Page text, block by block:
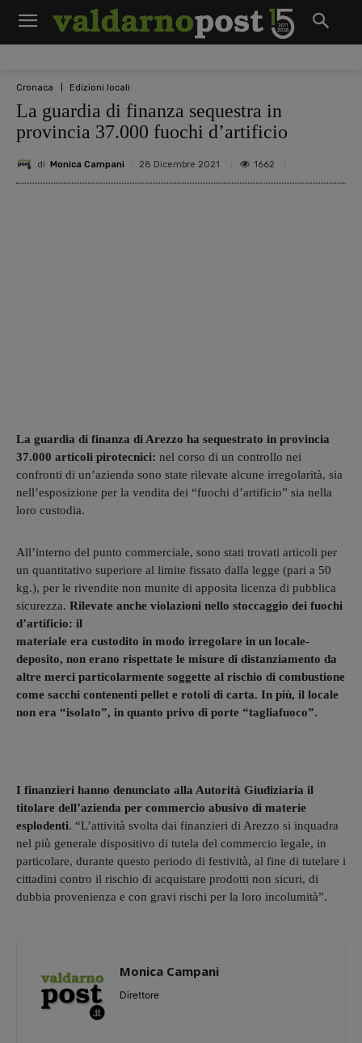
Cronaca Edizioni locali
La guardia di finanza sequestra in
provincia 37.000 fuochi d’artificio
di Monica Campani 28 Dicembre 2021 1662
La guardia di finanza di Arezzo ha sequestrato in provincia
37.000 articoli pirotecnici: nel corso di un controllo nei
confronti di un’azienda sono state rilevate alcune irregolarità, sia
nell’esposizione per la vendita dei “fuochi d’artificio” sia nella
loro custodia.
All’interno del punto commerciale, sono stati trovati articoli per
un quantitativo superiore al limite fissato dalla legge (pari a 50
kg.), per le rivendite non munite di apposita licenza di pubblica
sicurezza. Rilevate anche violazioni nello stoccaggio dei fuochi
d’artificio: il
materiale era custodito in modo irregolare in un locale-
deposito, non erano rispettate le misure di distanziamento da
altre merci particolarmente soggette al rischio di combustione
come sacchi contenenti pellet e rotoli di carta. In più, il locale
non era “isolato”, in quanto privo di porte “tagliafuoco”.
I finanzieri hanno denunciato alla Autorità Giudiziaria il
titolare dell’azienda per commercio abusivo di materie
esplodenti. “L’attività svolta dai finanzieri di Arezzo si inquadra
nel più generale dispositivo di tutela del commercio legale, in
particolare, durante questo periodo di festività, al fine di tutelare i
cittadini contro il rischio di acquistare prodotti non sicuri, di
dubbia provenienza e con gravi rischi per la loro incolumità”.
Monica Campani
Direttore